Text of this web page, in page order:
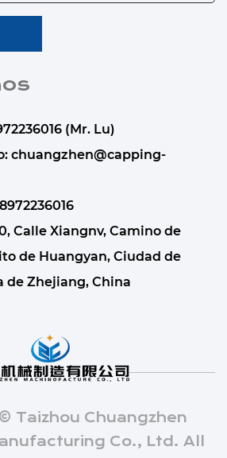
(Mr. Lu)
chuangzhen@capping-
Calle Xiangnv, Camino de
de Huangyan, Ciudad de
de Zhejiang, China
Taizhou Chuangzhen
Co., Ltd. All